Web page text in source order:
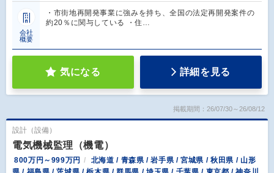
会社
概要
・市街地再開発事業に強みを持ち、全国の法定再開発案件の
約20％に関与している ・住…
気になる 詳細を見る
掲載期間：26/07/30～26/08/12
設計（設備）
電気機械監理（機電）
800万円～999万円
北海道 / 青森県 / 岩手県 / 宮城県 / 秋田県 / 山形